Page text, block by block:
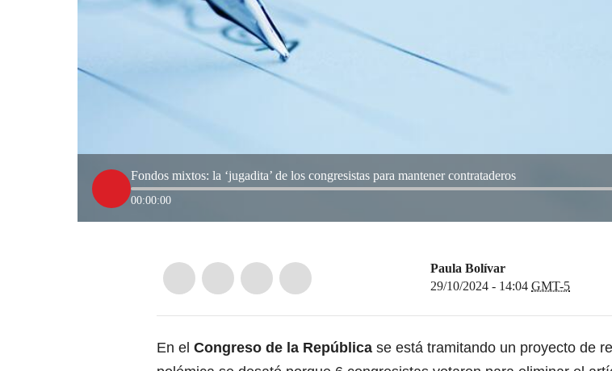
Fondos mixtos: la ‘jugadita’ de los congresistas para mantener contrataderos
00:00:00
Paula Bolívar
29/10/2024 - 14:04 GMT-5
En el Congreso de la República se está tramitando un proyecto de